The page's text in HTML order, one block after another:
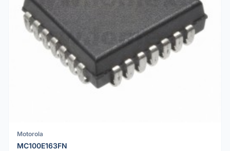
Motorola
MC100E163FN